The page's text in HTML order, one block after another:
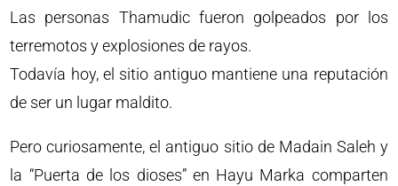
Las personas Thamudic fueron golpeados por los
terremotos y explosiones de rayos.
Todavía hoy, el sitio antiguo mantiene una reputación
de ser un lugar maldito.
Pero curiosamente, el antiguo sitio de Madain Saleh y
la “Puerta de los dioses” en Hayu Marka comparten